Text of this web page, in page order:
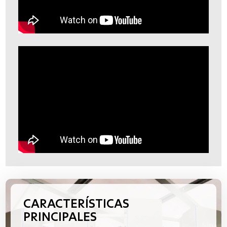
CARACTERÍSTICAS
PRINCIPALES